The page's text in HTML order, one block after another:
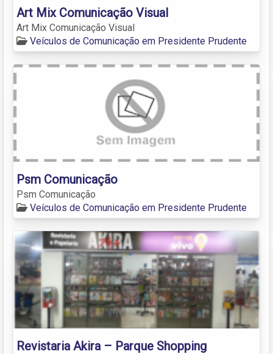
Art Mix Comunicação Visual
Art Mix Comunicação Visual
Veículos de Comunicação em Presidente Prudente
Psm Comunicação
Psm Comunicação
Veículos de Comunicação em Presidente Prudente
Revistaria Akira – Parque Shopping